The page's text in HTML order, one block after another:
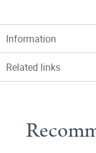
Information
Related links